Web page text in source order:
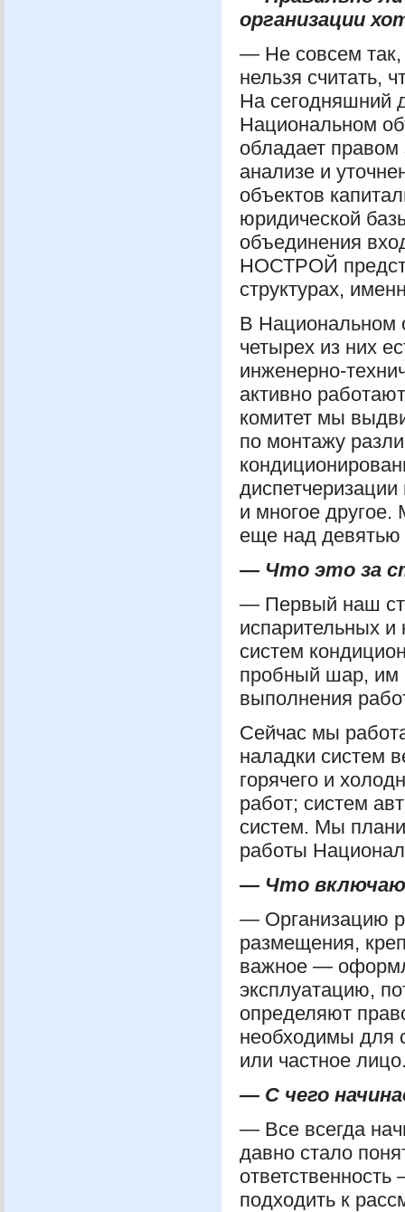
организации
— Не совсем так,
нельзя считать,
На сегодняшний
Национальном
обладает правом
анализе и
объектов
юридической
объединения
НОСТРОЙ
структурах,
В Национальном
четырех из них
инженерно-
активно
комитет мы
по монтажу
и многое другое.
еще над девятью
— Что это за
— Первый наш
испарительных
систем
пробный шар, им
выполнения
Сейчас мы
наладки систем
горячего и
работ; систем
систем. Мы
работы
— Что
— Организацию
размещения,
важное —
эксплуатацию,
определяют
необходимы для
или частное
— С чего
— Все всегда
давно стало
подходить к